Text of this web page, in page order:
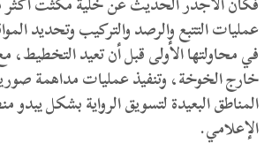
عمليات التتبع والرصد والتركيب وتحديد
في محاولتها الأولى قبل أن تعيد التخطيط،
خارج الخوخة، وتنفيذ عمليات مداهمة
المناطق البعيدة لتسويق الرواية بشكل يبدو
الإعلامي.